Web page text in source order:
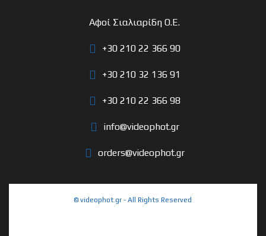
Αφοί Σιαλιαρίδη Ο.Ε.
+30 210 22 366 90
+30 210 32 136 91
+30 210 22 366 98
info@videophot.gr
orders@videophot.gr
© videophot.gr - All Rights Reserved